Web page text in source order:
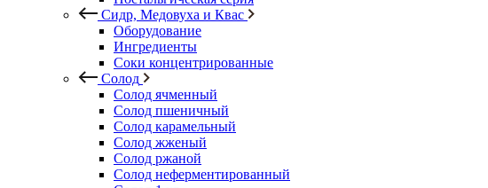
Сидр, Медовуха и Квас
Оборудование
Ингредиенты
Соки концентрированные
Солод
Солод ячменный
Солод пшеничный
Солод карамельный
Солод жженый
Солод ржаной
Солод неферментированный